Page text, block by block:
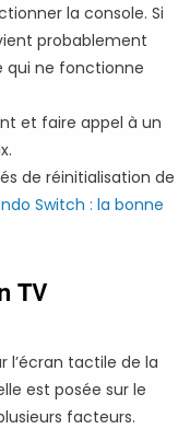
la console. Si
probablement
qui ne fonctionne
et faire appel à un
de réinitialisation de
Switch : la bonne
TV
l’écran tactile de la
est posée sur le
facteurs.